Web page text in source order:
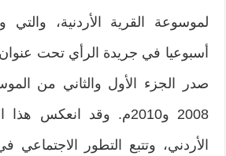
لموسوعة القرية الأردنية،
أسبوعيا في جريدة الرأي تحت
صدر الجزء الأول والثاني من
2008 و2010م. وقد انعكس
الأردني، وتتبع التطور